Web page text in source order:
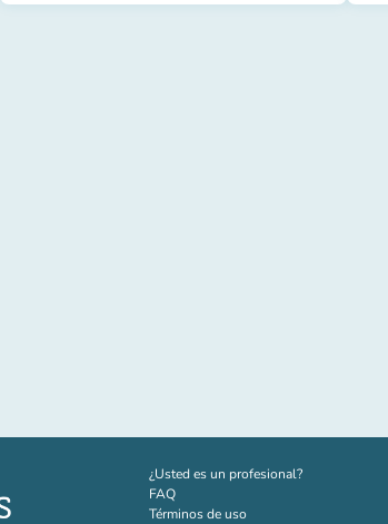
¿Usted es un profesional?(nueva pestaña)
FAQ
Términos de uso